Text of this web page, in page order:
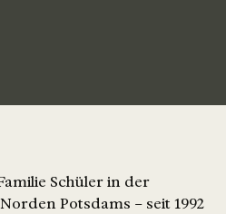
Schüler in der
Potsdams – seit 1992